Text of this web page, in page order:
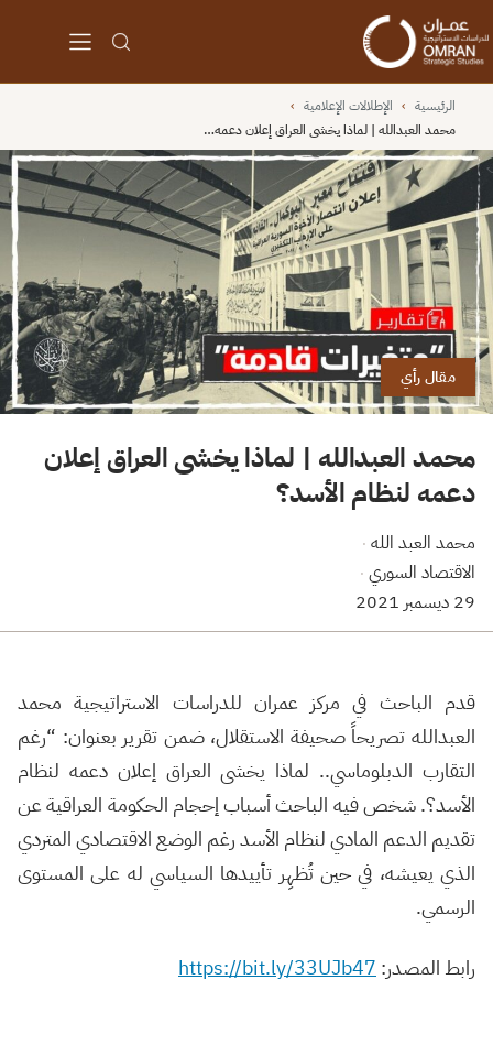
الرئيسية › الإطلالات الإعلامية ›
محمد العبدالله | لماذا يخشى العراق إعلان دعمه…
مقال رأي
محمد العبدالله | لماذا يخشى العراق إعلان
دعمه لنظام الأسد؟
محمد العبد الله ·
الاقتصاد السوري ·
29 ديسمبر 2021
قدم الباحث في مركز عمران للدراسات الاستراتيجية محمد
العبدالله تصريحاًصحيفة الاستقلال، ضمن تقرير بعنوان: “رغم
التقارب الدبلوماسي.. لماذا يخشى العراق إعلان دعمه لنظام
الأسد؟. شخص فيه الباحث أسباب إحجام الحكومة العراقية عن
تقديم الدعم المادي لنظام الأسد رغم الوضع الاقتصادي المتردي
الذي يعيشه، في حين تُظهِر تأييدها السياسي له على المستوى
الرسمي.
رابط المصدر: https://bit.ly/33UJb47